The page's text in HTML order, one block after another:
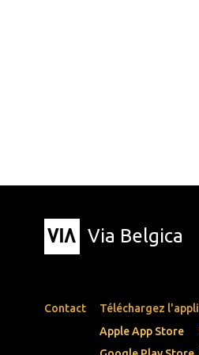
Via Belgica
Contact
Téléchargez l'appli
Apple App Store